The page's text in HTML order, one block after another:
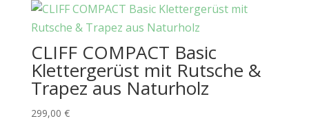
CLIFF COMPACT Basic
Klettergerüst mit Rutsche &
Trapez aus Naturholz
299,00 €